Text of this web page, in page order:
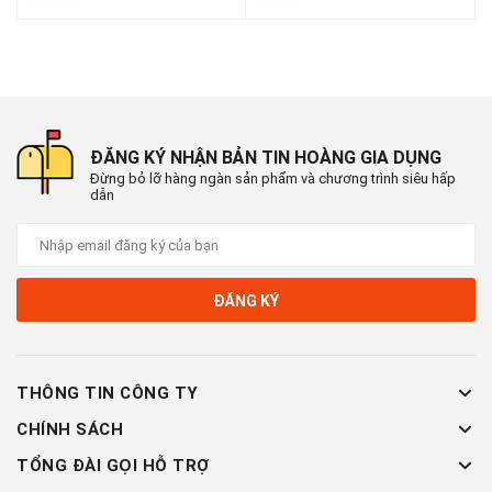
ĐĂNG KÝ NHẬN BẢN TIN HOÀNG GIA DỤNG
Đừng bỏ lỡ hàng ngàn sản phẩm và chương trình siêu hấp
dẫn
ĐĂNG KÝ
THÔNG TIN CÔNG TY
CHÍNH SÁCH
TỔNG ĐÀI GỌI HỖ TRỢ